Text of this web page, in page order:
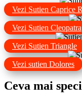
Vezi Sutien Caprice
Vezi Sutien Cleopatra
Vezi Sutien Triangle
Vezi sutien Dolores
Ceva mai